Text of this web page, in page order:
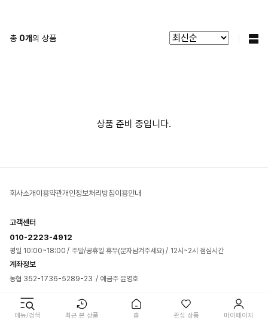
메뉴/검색 최근 본 상품 홈 관심 상품 마이페이지
총 0개의 상품
상품 준비 중입니다.
회사소개 이용약관개인정보처리방침이용안내
에이치비(HB) 인터내셔날 사업자정보
고객센터
010-2223-4912
평일 10:00~18:00 주말/공휴일 휴무(문자남겨주세요) 12시~2시 점심시간
계좌정보
농협 352-1736-5289-23 예금주 윤영호